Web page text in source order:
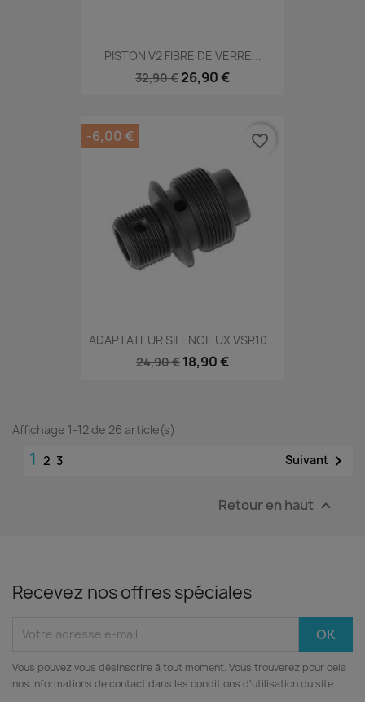
PISTON V2 FIBRE DE VERRE...
32,90 € 26,90 €
ADAPTATEUR SILENCIEUX VSR10...
24,90 € 18,90 €
-6,00 € favorite_border
Affichage 1-12 de 26 article(s)
1 2 3 Suivant 
Retour en haut 
Recevez nos offres spéciales
Vous pouvez vous désinscrire à tout moment. Vous trouverez pour cela
nos informations de contact dans les conditions d'utilisation du site.